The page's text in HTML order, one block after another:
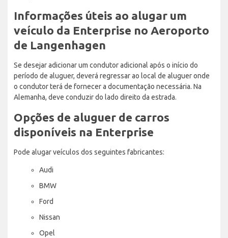
Informações úteis ao alugar um
veículo da Enterprise no Aeroporto
de Langenhagen
Se desejar adicionar um condutor adicional após o início do
período de aluguer, deverá regressar ao local de aluguer onde
o condutor terá de fornecer a documentação necessária. Na
Alemanha, deve conduzir do lado direito da estrada.
Opções de aluguer de carros
disponíveis na Enterprise
Pode alugar veículos dos seguintes fabricantes:
Audi
BMW
Ford
Nissan
Opel